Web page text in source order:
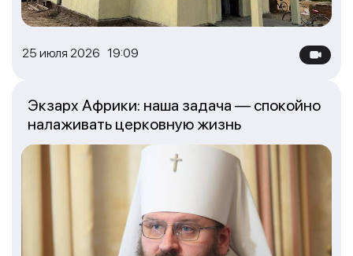
25 июля 2026 19:09
Экзарх Африки: наша задача — спокойно
налаживать церковную жизнь